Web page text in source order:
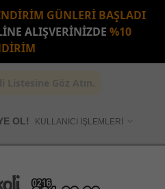
GÜNLERİ BAŞLADI
ALIŞVERİNİZDE %10
KULLANICI İŞLEMLERİ
OL!